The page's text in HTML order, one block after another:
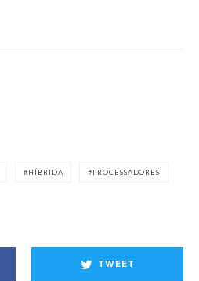
HÍBRIDA PROCESSADORES
TWEET